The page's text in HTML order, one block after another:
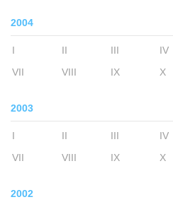
2004
I II III IV
VII
VIII IX X
2003
I II III IV
VII
VIII IX X
2002